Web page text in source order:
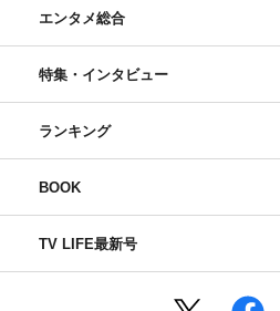
エンタメ総合
特集・インタビュー
ランキング
BOOK
TV LIFE最新号